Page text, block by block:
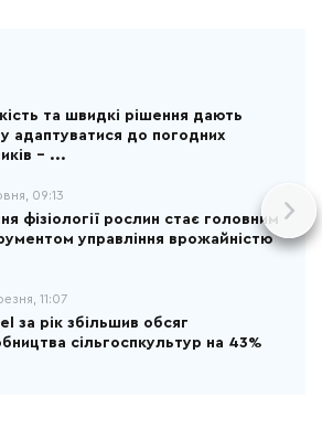
та швидкі рішення дають
адаптуватися до погодних
– ...
09:13
фізіології рослин стає головним
управління врожайністю
11:07
за рік збільшив обсяг
сільгоспкультур на 43%